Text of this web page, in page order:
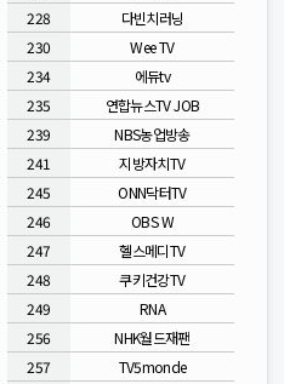
228
다빈치러닝
230
Wee TV
234
에듀tv
235
연합뉴스TV JOB
239
NBS농업방송
241
지방자치TV
245
ONN닥터TV
246
OBS W
247
헬스메디TV
248
쿠키건강TV
249
RNA
256
NHK월드재팬
257
TV5monde